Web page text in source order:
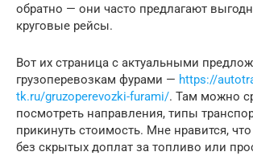
обратно — они часто предлагают
круговые рейсы.
Вот их страница с актуальными
грузоперевозкам фурами — https://
tk.ru/gruzoperevozki-furami/. Там можно
посмотреть направления, типы
прикинуть стоимость. Мне нравится,
без скрытых доплат за топливо или